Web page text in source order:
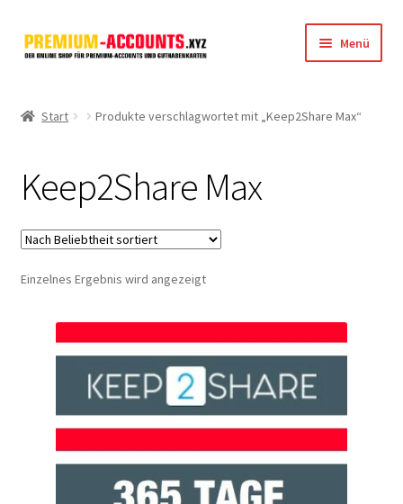
Zur
Navigation
Zum
Inhalt
Menü
FileJoker
Depositfiles
TakeFile
FileFox.cc
Filesmonster
Start Produkte verschlagwortet mit „Keep2Share Max“
Keep2Share Max
Einzelnes Ergebnis wird angezeigt